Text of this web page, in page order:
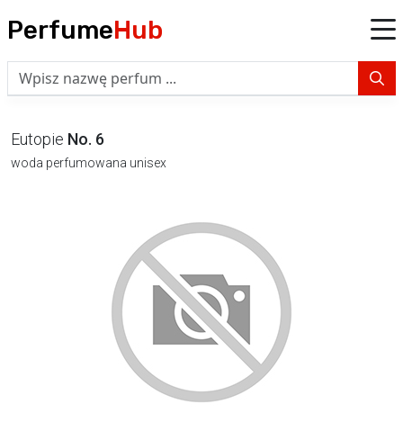
PerfumeHub
Eutopie No. 6
woda perfumowana unisex